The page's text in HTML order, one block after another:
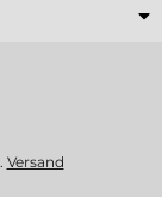
Versand